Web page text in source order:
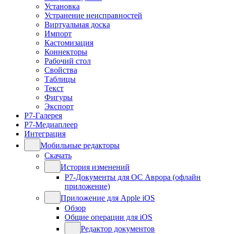
Установка
Устранение неисправностей
Виртуальная доска
Импорт
Кастомизация
Коннекторы
Рабочий стол
Свойства
Таблицы
Текст
Фигуры
Экспорт
Р7-Галерея
Р7-Медиаплеер
Интеграция
Мобильные редакторы
Скачать
История изменений
Р7-Документы для ОС Аврора (офлайн
приложение)
Приложение для Apple iOS
Обзор
Общие операции для iOS
Редактор документов